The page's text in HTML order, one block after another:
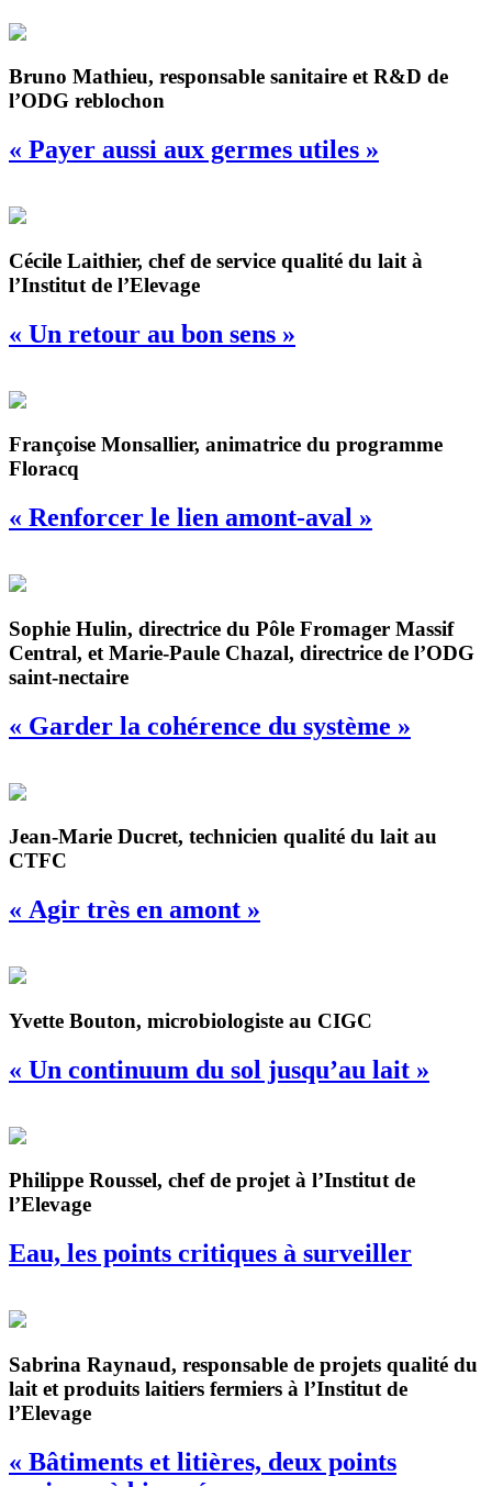
Bruno Mathieu, responsable sanitaire et R&D de
l’ODG reblochon
« Payer aussi aux germes utiles »
Cécile Laithier, chef de service qualité du lait à
l’Institut de l’Elevage
« Un retour au bon sens »
Françoise Monsallier, animatrice du programme
Floracq
« Renforcer le lien amont-aval »
Sophie Hulin, directrice du Pôle Fromager Massif
Central, et Marie-Paule Chazal, directrice de l’ODG
saint-nectaire
« Garder la cohérence du système »
Jean-Marie Ducret, technicien qualité du lait au
CTFC
« Agir très en amont »
Yvette Bouton, microbiologiste au CIGC
« Un continuum du sol jusqu’au lait »
Philippe Roussel, chef de projet à l’Institut de
l’Elevage
Eau, les points critiques à surveiller
Sabrina Raynaud, responsable de projets qualité du
lait et produits laitiers fermiers à l’Institut de
l’Elevage
« Bâtiments et litières, deux points